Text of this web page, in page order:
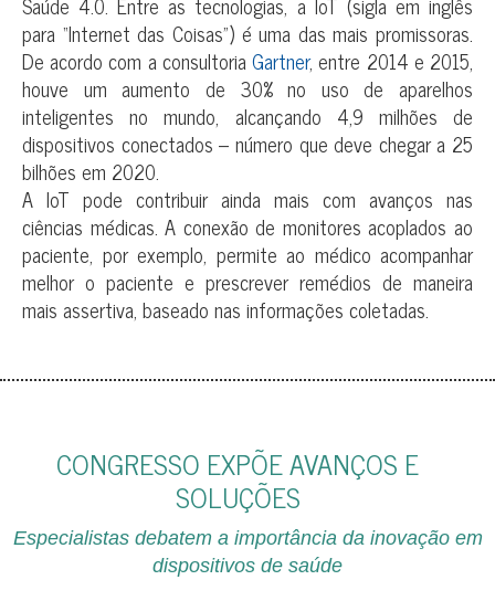
para “Internet das Coisas”) é uma das mais promissoras.
De acordo com a consultoriaGartner, entre 2014 e 2015,
houve um aumento de 30% no uso de aparelhos
inteligentes no mundo, alcançando 4,9 milhões de
dispositivos conectados – número que deve chegar a 25
bilhões em 2020.
A IoT pode contribuir ainda mais com avanços nas
ciências médicas. A conexão de monitores acoplados ao
paciente, por exemplo, permite ao médico acompanhar
melhor o paciente e prescrever remédios de maneira
mais assertiva, baseado nas informações coletadas.
CONGRESSO EXPÕE AVANÇOS E
SOLUÇÕES
Especialistas debatem a importância da inovação em
dispositivos de saúde